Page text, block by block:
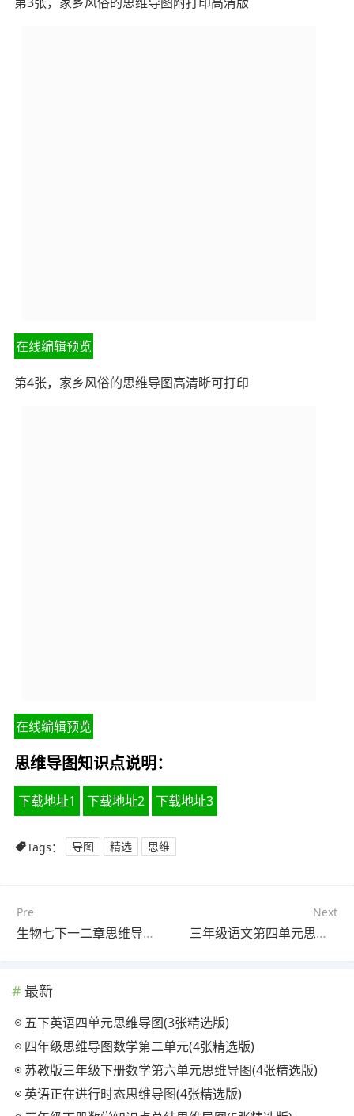
在线编辑预览
第4张，家乡风俗的思维导图高清晰可打印
在线编辑预览
思维导图知识点说明：
下载地址1 下载地址2 下载地址3
Tags： 导图 精选 思维
Pre
生物七下一二章思维导图(6张高清版)
Next
三年级语文第四单元思维导图(4个精选版)
最新
五下英语四单元思维导图(3张精选版)
四年级思维导图数学第二单元(4张精选版)
苏教版三年级下册数学第六单元思维导图(4张精选版)
英语正在进行时态思维导图(4张精选版)